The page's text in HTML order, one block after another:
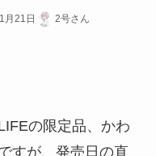
月21日 2号さん
の限定品、かわ
すが、発売日の直